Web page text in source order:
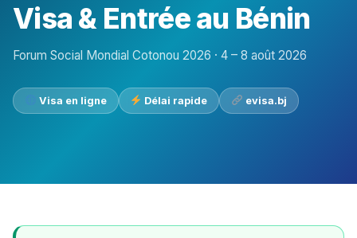
Visa & Entrée au Bénin
Forum Social Mondial Cotonou 2026 · 4 – 8 août 2026
Visa en ligne Délai rapide evisa.bj